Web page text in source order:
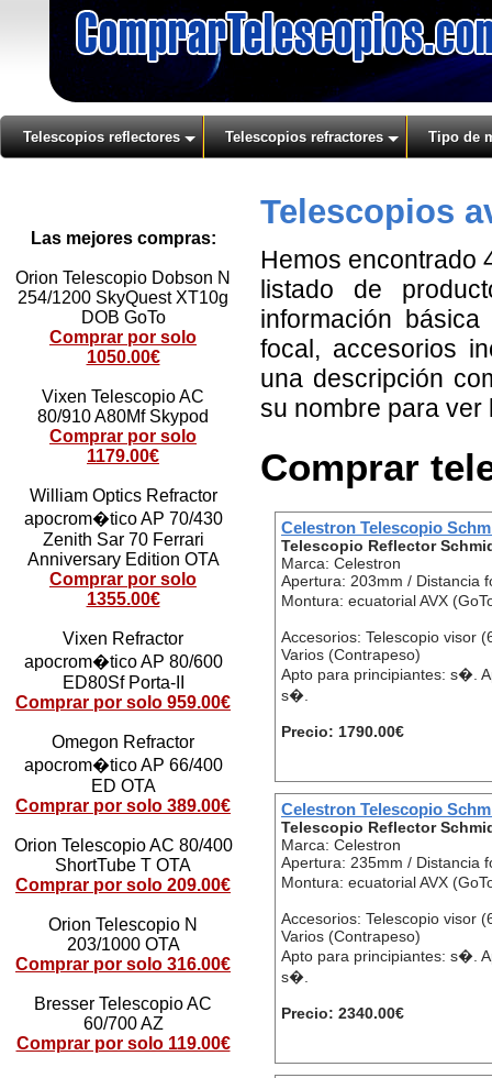
Telescopios reflectores Telescopios refractores Tipo de
Las mejores compras:
Orion Telescopio Dobson N
254/1200 SkyQuest XT10g
DOB GoTo
Comprar por solo
1050.00€
Vixen Telescopio AC
80/910 A80Mf Skypod
Comprar por solo
1179.00€
William Optics Refractor
apocrom�tico AP 70/430
Zenith Sar 70 Ferrari
Anniversary Edition OTA
Comprar por solo
1355.00€
Vixen Refractor
apocrom�tico AP 80/600
ED80Sf Porta-II
Comprar por solo 959.00€
Omegon Refractor
apocrom�tico AP 66/400
ED OTA
Comprar por solo 389.00€
Orion Telescopio AC 80/400
ShortTube T OTA
Comprar por solo 209.00€
Orion Telescopio N
203/1000 OTA
Comprar por solo 316.00€
Bresser Telescopio AC
60/700 AZ
Comprar por solo 119.00€
Telescopios
Hemos encontrado
listado de
información
focal, accesorios
una descripción
su nombre para ver
Comprar
Celestron Telescopio
Telescopio Reflector
Marca: Celestron
Apertura: 203mm / Distancia
Montura: ecuatorial AVX
Accesorios: Telescopio visor
Varios (Contrapeso)
Apto para principiantes: s�.
s�.
Precio: 1790.00€
Celestron Telescopio
Telescopio Reflector
Marca: Celestron
Apertura: 235mm / Distancia
Montura: ecuatorial AVX
Accesorios: Telescopio visor
Varios (Contrapeso)
Apto para principiantes: s�.
s�.
Precio: 2340.00€